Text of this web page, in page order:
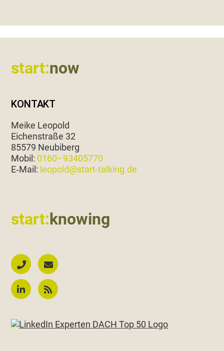
start:now
KONTAKT
Meike Leopold
Eichen­straße 32
85579 Neubiberg
Mobil: 0160–93405770
E‑Mail: leopold@start-talking.de
start:knowing